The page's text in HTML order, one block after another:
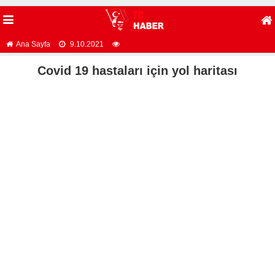
Ana Sayfa 9.10.2021
Covid 19 hastaları için yol haritası